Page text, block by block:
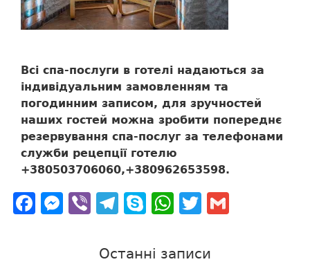
Всі спа-послуги в готелі надаються за
індивідуальним замовленням та
погодинним записом, для зручностей
наших гостей можна зробити попереднє
резервування спа-послуг за телефонами
служби рецепції готелю
+380503706060,+380962653598.
Facebook
Messenger
ViberTelegram
Skype
WhatsApp
Twitter
Останні записи